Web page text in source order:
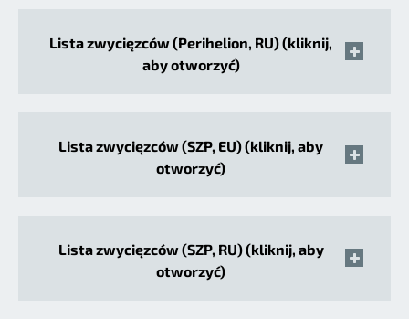
Lista zwycięzców (Perihelion, RU) (kliknij,
aby otworzyć)
Lista zwycięzców (SZP, EU) (kliknij, aby
otworzyć)
Lista zwycięzców (SZP, RU) (kliknij, aby
otworzyć)